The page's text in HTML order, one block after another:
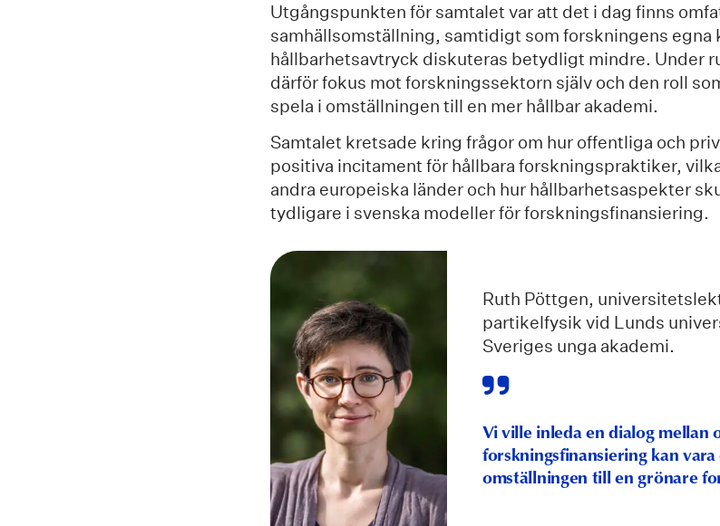
Utgångspunkten för samtalet var att det i dag finns
samhällsomställning, samtidigt som forskningens egna
hållbarhetsavtryck diskuteras betydligt mindre. Under
därför fokus mot forskningssektorn själv och den roll
spela i omställningen till en mer hållbar akademi.
Samtalet kretsade kring frågor om hur offentliga och
positiva incitament för hållbara forskningspraktiker,
andra europeiska länder och hur hållbarhetsaspekter
tydligare i svenska modeller för forskningsfinansiering.
Ruth Pöttgen,
partikelfysik vid Lunds
Sveriges unga akademi.
Vi ville inleda en dialog mellan
forskningsfinansiering kan
omställningen till en grönare